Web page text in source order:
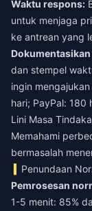
Waktu respons:
untuk menjaga
ke antrean yang
dan stempel
ingin
hari; PayPal: 180
Lini Masa
Memahami
bermasalah
Penundaan
Pemrosesan
1-5 menit: 85%